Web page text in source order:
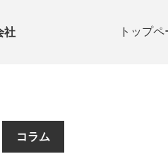
社 トップペ
コラム